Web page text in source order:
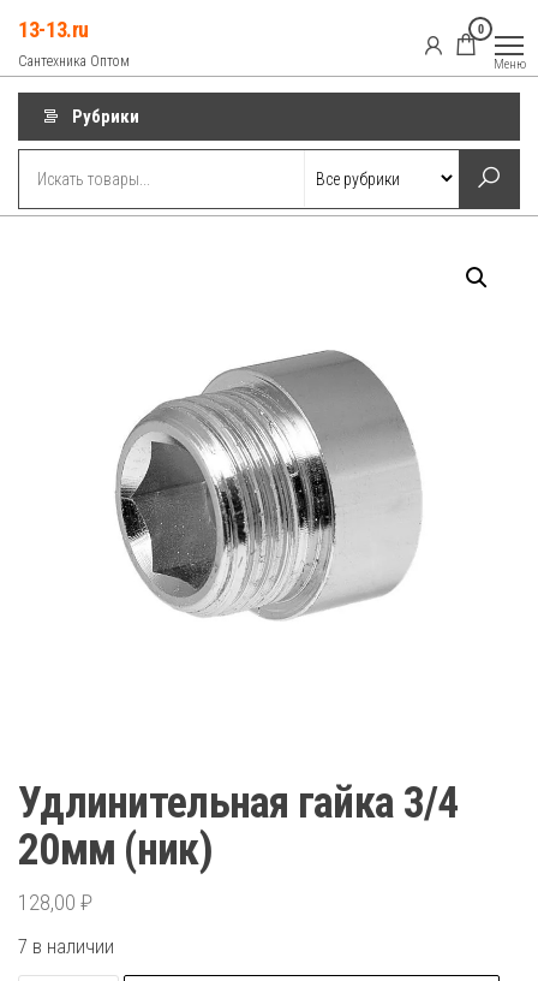
содержимому
13-13.ru
Сантехника Оптом
0
Меню
Рубрики
Удлинительная гайка 3/4
20мм (ник)
128,00 ₽
7 в наличии